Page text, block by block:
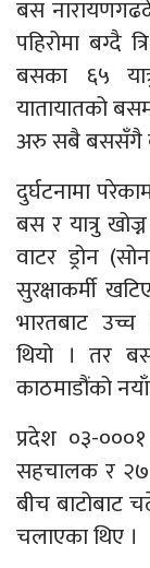
बस
पहिरोमा बग्दै
बसका ६५
यातायातको
अरु सबै बससँगै
दुर्घटनामा
बस र यात्रु
वाटर ड्रोन
सुरक्षाकर्मी
भारतबाट उच्च
थियो । तर
काठमाडौंको
प्रदेश ०३-
सहचालक र २७
बीच बाटोबाट
चलाएका थिए ।